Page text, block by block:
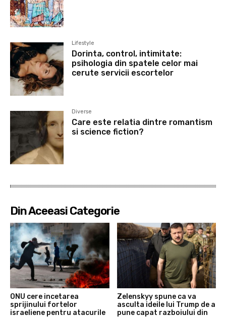
Lifestyle
Dorinta, control, intimitate:
psihologia din spatele celor mai
cerute servicii escortelor
Diverse
Care este relatia dintre romantism
si science fiction?
Din Aceeasi Categorie
ONU cere incetarea
sprijinului fortelor
israeliene pentru atacurile
Zelenskyy spune ca va
asculta ideile lui Trump de a
pune capat razboiului din